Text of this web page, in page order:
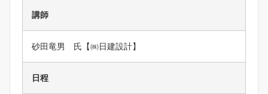
講師
砂田竜男 氏【㈱日建設計】
日程